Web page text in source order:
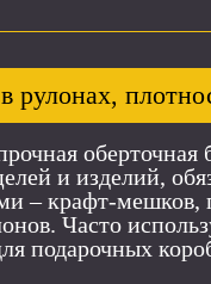
рулонах,
оберточная
и изделий,
– крафт-мешков,
Часто
подарочных